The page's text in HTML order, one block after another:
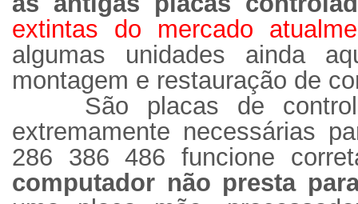
extintas do mercado
algumas unidades ainda
montagem e restauração de
São placas de
extremamente necessárias
286 386 486 funcione
computador não presta